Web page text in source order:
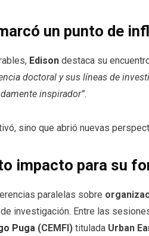
un punto de
Edison destaca su
doctoral y sus líneas de
inspirador”.
sino que abrió nuevas
impacto para su
paralelas sobre
investigación. Entre las
Puga (CEMFI) titulada Urban